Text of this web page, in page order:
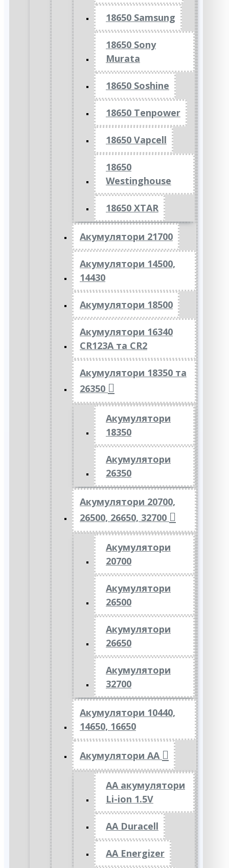
18650 Samsung
18650 Sony
Murata
18650 Soshine
18650 Tenpower
18650 Vapcell
18650
Westinghouse
18650 XTAR
Акумулятори 21700
Акумулятори 14500,
14430
Акумулятори 18500
Акумулятори 16340
CR123A та CR2
Акумулятори 18350 та
26350
Акумулятори
18350
Акумулятори
26350
Акумулятори 20700,
26500, 26650, 32700
Акумулятори
20700
Акумулятори
26500
Акумулятори
26650
Акумулятори
32700
Акумулятори 10440,
14650, 16650
Акумулятори АА
AA акумулятори
Li-ion 1.5V
AA Duracell
AA Energizer